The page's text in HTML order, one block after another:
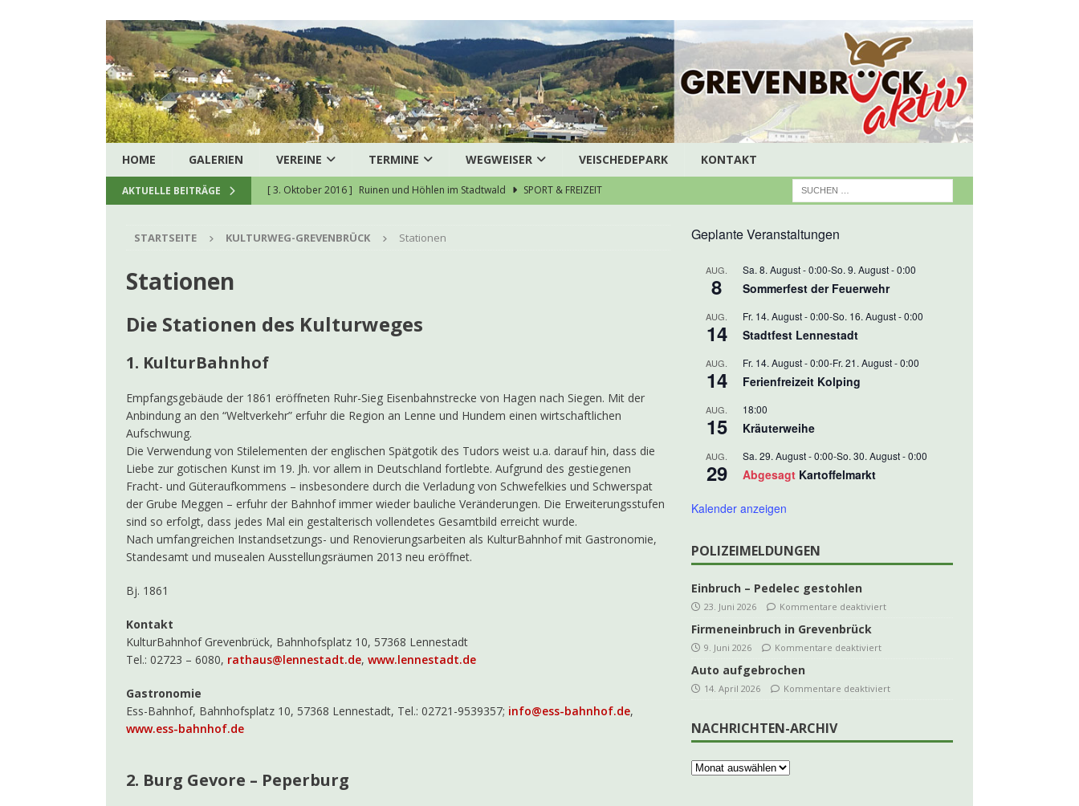
HOME GALERIEN VEREINE TERMINE WEGWEISER VEISCHEDEPARK KONTAKT
AKTUELLE BEITRÄGE [ 3. Oktober 2016 ] Ruinen und Höhlen im Stadtwald
SPORT & FREIZEIT
zukunftssichere hausärztliche Versorgung
[ 22. Juni 2026 ] Konzert der Chorjugend
[ 9. Juni 2026 ]
[ 14. Mai 2026 ]
Jules e.V. freut sich über steigende Mitgliederzahlen
AKTUELLES
[ 4. Mai 2026 ]
100 Jahre Kolpingsfamilie: Nachhaltiges Projekt im Veischede Park
AKTUELLES
[ 19. April 2026 ] Jahreshauptversammlung kfd Grevenbrück
AKTUELLES
[ 10. Oktober 2025 ] Traditionelles Schlachtfest in der Schützenhalle ARCHIV
STARTSEITE KULTURWEG-GREVENBRÜCK Stationen
Stationen
Die Stationen des Kulturweges
1. KulturBahnhof
Empfangsgebäude der 1861 eröffneten Ruhr-Sieg Eisenbahnstrecke von Hagen nach Siegen. Mit der
Anbindung an den “Weltverkehr” erfuhr die Region an Lenne und Hundem einen wirtschaftlichen
Aufschwung.
Die Verwendung von Stilelementen der englischen Spätgotik des Tudors weist u.a. darauf hin, dass die
Liebe zur gotischen Kunst im 19. Jh. vor allem in Deutschland fortlebte. Aufgrund des gestiegenen
Fracht- und Güteraufkommens – insbesondere durch die Verladung von Schwefelkies und Schwerspat
der Grube Meggen – erfuhr der Bahnhof immer wieder bauliche Veränderungen. Die Erweiterungsstufen
sind so erfolgt, dass jedes Mal ein gestalterisch vollendetes Gesamtbild erreicht wurde.
Nach umfangreichen Instandsetzungs- und Renovierungsarbeiten als KulturBahnhof mit Gastronomie,
Standesamt und musealen Ausstellungsräumen 2013 neu eröffnet.
Bj. 1861
Kontakt
KulturBahnhof Grevenbrück, Bahnhofsplatz 10, 57368 Lennestadt
Tel.: 02723 – 6080, rathaus@lennestadt.de, www.lennestadt.de
Gastronomie
Ess-Bahnhof, Bahnhofsplatz 10, 57368 Lennestadt, Tel.: 02721-9539357; info@ess-bahnhof.de,
www.ess-bahnhof.de
2. Burg Gevore – Peperburg
Geplante Veranstaltungen
AUG.
8
Sa. 8. August - 0:00-So. 9. August - 0:00
Sommerfest der Feuerwehr
AUG.
14
Fr. 14. August - 0:00-So. 16. August - 0:00
Stadtfest Lennestadt
AUG.
14
Fr. 14. August - 0:00-Fr. 21. August - 0:00
Ferienfreizeit Kolping
AUG.
15
18:00
Kräuterweihe
AUG.
29
Sa. 29. August - 0:00-So. 30. August - 0:00
Abgesagt Kartoffelmarkt
Kalender anzeigen
POLIZEIMELDUNGEN
Einbruch – Pedelec gestohlen
23. Juni 2026 Kommentare deaktiviert
Firmeneinbruch in Grevenbrück
9. Juni 2026 Kommentare deaktiviert
Auto aufgebrochen
14. April 2026 Kommentare deaktiviert
NACHRICHTEN-ARCHIV